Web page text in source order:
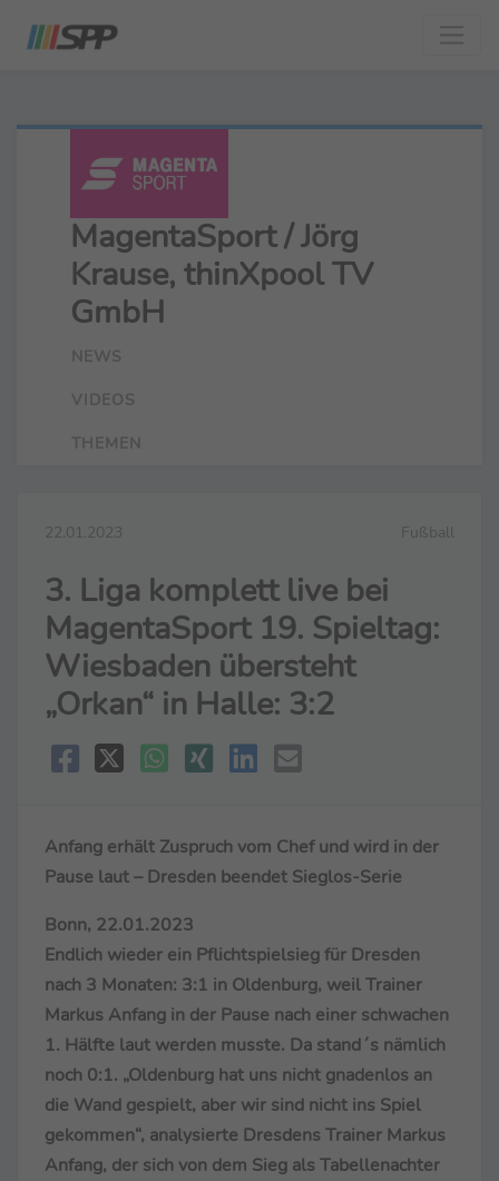
MagentaSport / Jörg
Krause, thinXpool TV
GmbH
NEWS
VIDEOS
THEMEN
22.01.2023 Fußball
3. Liga komplett live bei
MagentaSport 19. Spieltag:
Wiesbaden übersteht
„Orkan“ in Halle: 3:2
Anfang erhält Zuspruch vom Chef und wird in der
Pause laut – Dresden beendet Sieglos-Serie
Bonn, 22.01.2023
Endlich wieder ein Pflichtspielsieg für Dresden
nach 3 Monaten: 3:1 in Oldenburg, weil Trainer
Markus Anfang in der Pause nach einer schwachen
1. Hälfte laut werden musste. Da stand´s nämlich
noch 0:1. „Oldenburg hat uns nicht gnadenlos an
die Wand gespielt, aber wir sind nicht ins Spiel
gekommen“, analysierte Dresdens Trainer Markus
Anfang, der sich von dem Sieg als Tabellenachter